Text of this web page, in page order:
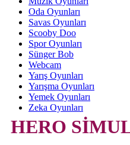
Oda Oyunları
Savas Oyunları
Scooby Doo
Spor Oyunları
Sünger Bob
Webcam
Yarış Oyunları
Yarışma Oyunları
Yemek Oyunları
Zeka Oyunları
HERO